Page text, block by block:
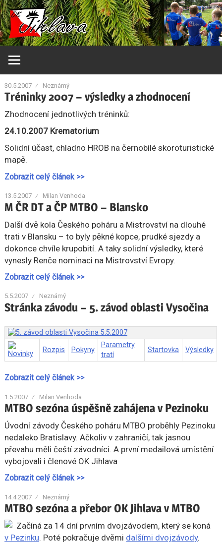
Skip
to
content
OK
Jihlava
Orientační
klub
Jihlava
30.5.2007 Neznámý
Tréninky 2007 – výsledky a zhodnocení
Zhodnocení jednotlivých tréninků:
24.10.2007 Krematorium
Solidní účast, chladno HROB na černobílé skoroturistické
mapě.
Zobrazit celý článek >>
13.5.2007 Milan Venhoda
M ČR DT a ČP MTBO – Blansko
Další dvě kola Českého poháru a Mistrovství na dlouhé
trati v Blansku – to byly pěkné kopce, prudké sjezdy a
dokonce chvíle krupobití. A taky solidní výsledky, které
vynesly Renče nominaci na Mistrovství Evropy.
Zobrazit celý článek >>
5.5.2007 Neznámý
Stránka závodu – 5. závod oblasti Vysočina
5. závod oblasti Vysočina 5.5.2007
Rozpis Pokyny
Parametry
tratí
Startovka Výsledky
Zobrazit celý článek >>
1.5.2007 Milan Venhoda
MTBO sezóna úspěšně zahájena v Pezinoku
Úvodní závody Českého poháru MTBO proběhly Pezinoku
nedaleko Bratislavy. Ačkoliv v zahraničí, tak jasnou
převahu měli čeští závodníci. A první medailová umístění
vybojovali i členové OK Jihlava
Zobrazit celý článek >>
14.4.2007 Neznámý
MTBO sezóna a přebor OK Jihlava v MTBO
Začíná za 14 dní prvním dvojzávodem, který se koná
v Pezinku. Poté pokračuje dvěmi dalšími dvojzávody.